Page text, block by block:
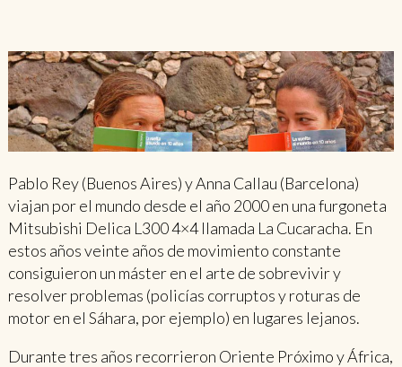
Pablo Rey (Buenos Aires) y Anna Callau (Barcelona)
viajan por el mundo desde el año 2000 en una furgoneta
Mitsubishi Delica L300 4×4 llamada La Cucaracha. En
estos años veinte años de movimiento constante
consiguieron un máster en el arte de sobrevivir y
resolver problemas (policías corruptos y roturas de
motor en el Sáhara, por ejemplo) en lugares lejanos.
Durante tres años recorrieron Oriente Próximo y África,